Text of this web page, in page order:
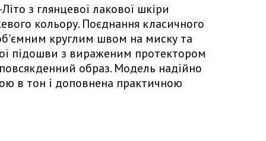
з глянцевої лакової шкіри
кольору. Поєднання класичного
круглим швом на миску та
підошви з вираженим протектором
образ. Модель надійно
в тон і доповнена практичною